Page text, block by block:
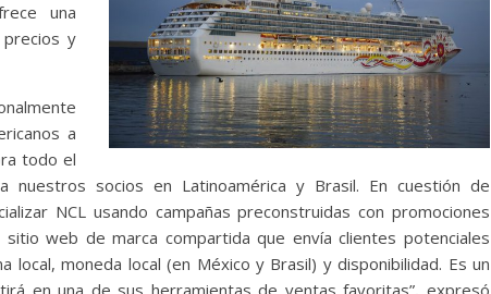
una
precios y
a
todo el
socios en Latinoamérica y Brasil. En cuestión de
NCL usando campañas preconstruidas con promociones
web de marca compartida que envía clientes potenciales
moneda local (en México y Brasil) y disponibilidad. Es un
en una de sus herramientas de ventas favoritas”, expresó